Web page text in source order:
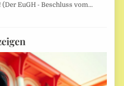
EuGH - Beschluss vom…